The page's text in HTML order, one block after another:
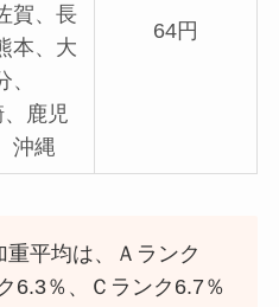
賀、長
本、大
、
鹿児
沖縄
64円
重平均は、Ａランク
6.3％、Ｃランク6.7％